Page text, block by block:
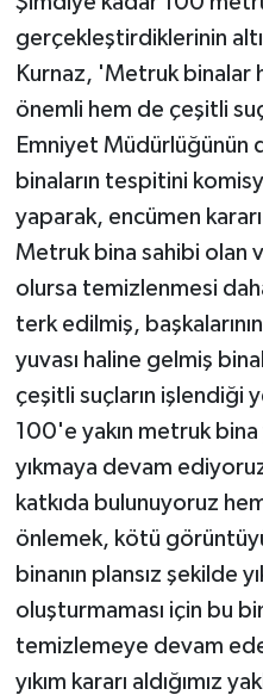
gerçekleştirdiklerinin
Kurnaz, 'Metruk binalar
önemli hem de çeşitli
Emniyet Müdürlüğünün
binaların tespitini
yaparak, encümen
Metruk bina sahibi olan
olursa temizlenmesi
terk edilmiş,
yuvası haline gelmiş
çeşitli suçların işlendiği
100'e yakın metruk bina
yıkmaya devam
katkıda bulunuyoruz
önlemek, kötü
binanın plansız şekilde
oluşturmaması için bu
temizlemeye devam
yıkım kararı aldığımız